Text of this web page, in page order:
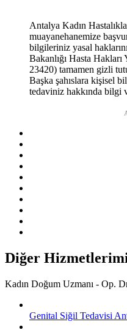
Antalya Kadın
muayanehanemize
bilgileriniz yasal
Bakanlığı Hasta
23420) tamamen gizli
Başka şahıslara kişisel
tedaviniz hakkında bilgi
Diğer
Kadın Doğum Uzmanı - Op.
Genital Siğil Tedavisi